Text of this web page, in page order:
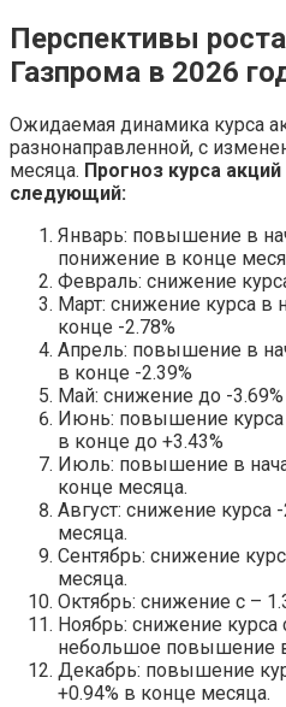
Перспективы
Газпрома в 2026
Ожидаемая динамика курса
разнонаправленной, с
месяца. Прогноз курса
следующий:
Январь: повышение в
понижение в конце
Февраль: снижение
Март: снижение курса в
конце -2.78%
Апрель: повышение в
в конце -2.39%
Май: снижение до -3.69%
Июнь: повышение курса
в конце до +3.43%
Июль: повышение в
конце месяца.
Август: снижение курса
месяца.
Сентябрь: снижение
месяца.
Октябрь: снижение с –
Ноябрь: снижение курса
небольшое повышение
Декабрь: повышение
+0.94% в конце месяца.